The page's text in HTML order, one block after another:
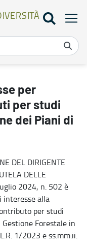
per
per studi
dei Piani di
DEL DIRIGENTE
DELLE
2024, n. 502 è
interesse alla
per studi
Forestale in
1/2023 e ss.mm.ii.